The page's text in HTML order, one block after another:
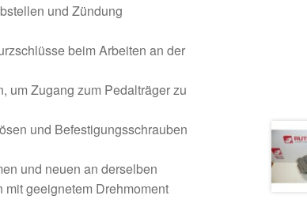
und Zündung
beim Arbeiten an der
um Zugang zum Pedalträger zu
und Befestigungsschrauben
und neuen an derselben
geeignetem Drehmoment